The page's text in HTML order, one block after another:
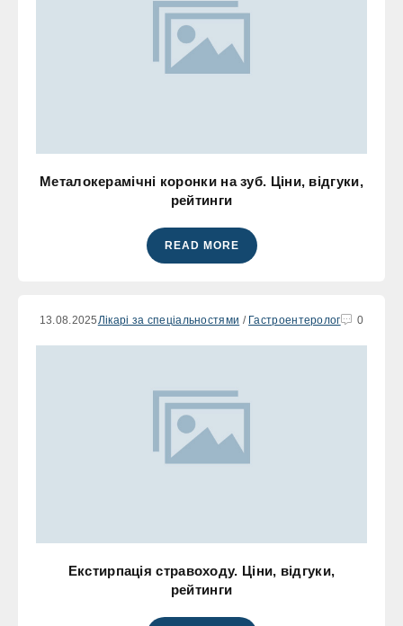
Металокерамічні коронки на зуб. Ціни, відгуки,
рейтинги
READ MORE
13.08.2025 Лікарі за спеціальностями / Гастроентеролог 0
Екстирпація стравоходу. Ціни, відгуки,
рейтинги